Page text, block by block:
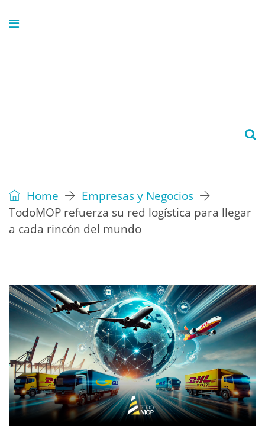
Home
Empresas y Negocios
TodoMOP refuerza su red logística para llegar
a cada rincón del mundo